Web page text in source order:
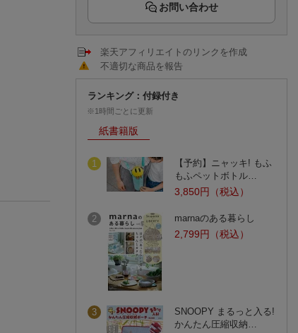
お問い合わせ
楽天アフィリエイトのリンクを作成
不適切な商品を報告
ランキング：付録付き
※1時間ごとに更新
紙書籍版
1
【予約】ニャッキ! もふ
もふペットボトル…
3,850円（税込）
2 marnaのある暮らし
2,799円（税込）
3
SNOOPY まるっと入る!
かんたん圧縮収納…